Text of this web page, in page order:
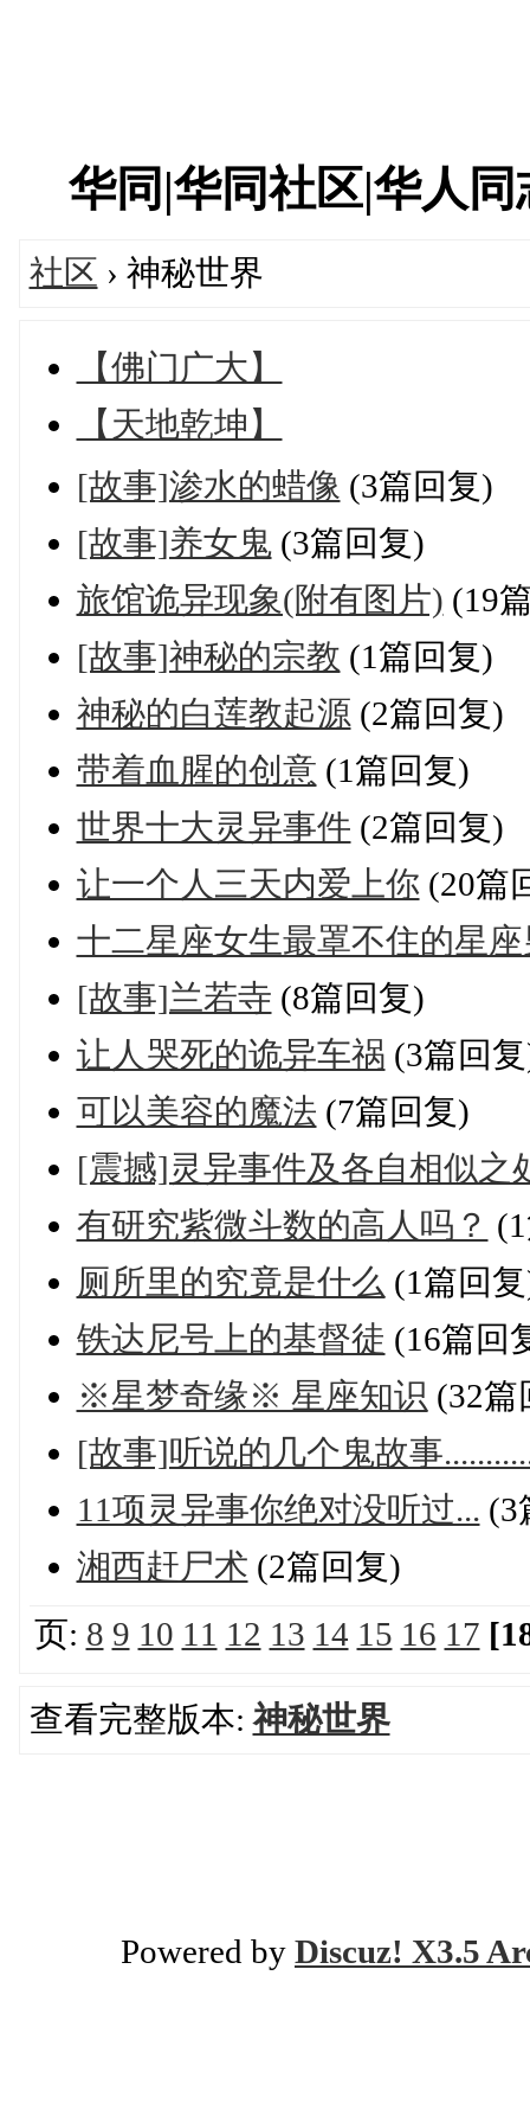
华同|华同社区|华人
社区 › 神秘世界
【佛门广大】
【天地乾坤】
[故事]渗水的蜡像 (3篇回复)
[故事]养女鬼(3篇回复)
旅馆诡异现象(附有图片) (19
[故事]神秘的宗教 (1篇回复)
神秘的白莲教起源 (2篇回复)
带着血腥的创意 (1篇回复)
世界十大灵异事件 (2篇回复)
让一个人三天内爱上你 (20篇
十二星座女生最罩不住的星
[故事]兰若寺 (8篇回复)
让人哭死的诡异车祸 (3篇回
可以美容的魔法 (7篇回复)
[震撼]灵异事件及各自相似之
有研究紫微斗数的高人吗？
厕所里的究竟是什么 (1篇回
铁达尼号上的基督徒 (16篇回
※星梦奇缘※ 星座知识 (32篇
[故事]听说的几个鬼故事
11项灵异事你绝对没听过... (3
湘西赶尸术 (2篇回复)
页: 8 9 10 11 12 13 14 15 16 17
查看完整版本:神秘世界
Powered by Discuz! X3.5